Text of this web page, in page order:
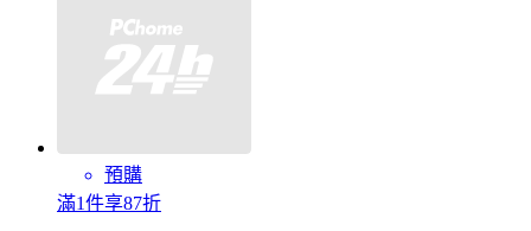
預購
滿1件享87折